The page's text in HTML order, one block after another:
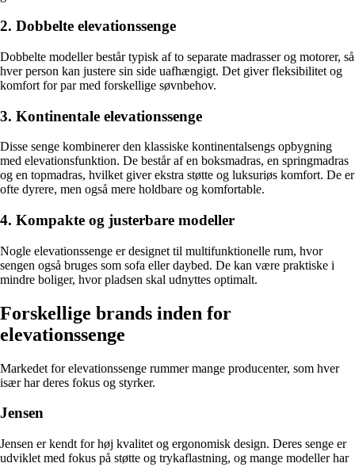
2. Dobbelte elevationssenge
Dobbelte modeller består typisk af to separate madrasser og motorer, så
hver person kan justere sin side uafhængigt. Det giver fleksibilitet og
komfort for par med forskellige søvnbehov.
3. Kontinentale elevationssenge
Disse senge kombinerer den klassiske kontinentalsengs opbygning
med elevationsfunktion. De består af en boksmadras, en springmadras
og en topmadras, hvilket giver ekstra støtte og luksuriøs komfort. De er
ofte dyrere, men også mere holdbare og komfortable.
4. Kompakte og justerbare modeller
Nogle elevationssenge er designet til multifunktionelle rum, hvor
sengen også bruges som sofa eller daybed. De kan være praktiske i
mindre boliger, hvor pladsen skal udnyttes optimalt.
Forskellige brands inden for
elevationssenge
Markedet for elevationssenge rummer mange producenter, som hver
især har deres fokus og styrker.
Jensen
Jensen er kendt for høj kvalitet og ergonomisk design. Deres senge er
udviklet med fokus på støtte og trykaflastning, og mange modeller har